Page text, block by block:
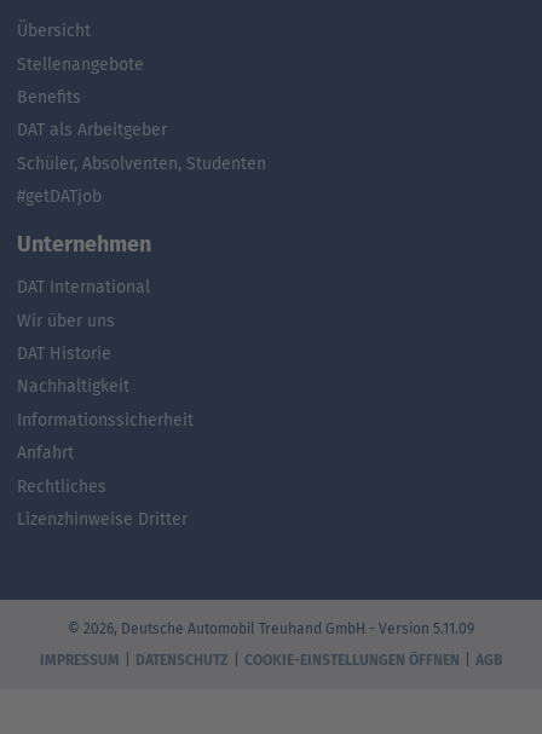
Übersicht
Stellenangebote
Benefits
DAT als Arbeitgeber
Schüler, Absolventen, Studenten
#getDATjob
Unternehmen
DAT International
Wir über uns
DAT Historie
Nachhaltigkeit
Informationssicherheit
Anfahrt
Rechtliches
Lizenzhinweise Dritter
© 2026, Deutsche Automobil Treuhand GmbH - Version 5.11.09
IMPRESSUM
DATENSCHUTZ COOKIE-EINSTELLUNGEN ÖFFNEN AGB